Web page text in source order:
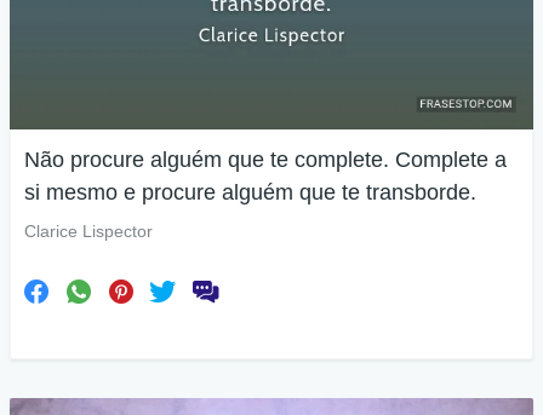
Não procure alguém que te complete. Complete a
si mesmo e procure alguém que te transborde.
Clarice Lispector